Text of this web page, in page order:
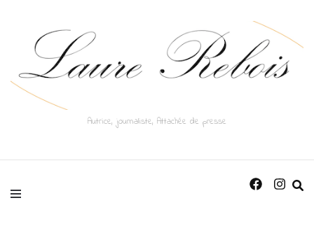
Autrice, journaliste, Attachée de presse